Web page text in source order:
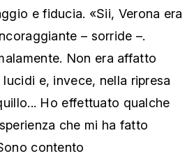
e fiducia. «Sii, Verona era
– sorride –.
Non era affatto
e, invece, nella ripresa
Ho effettuato qualche
che mi ha fatto
contento